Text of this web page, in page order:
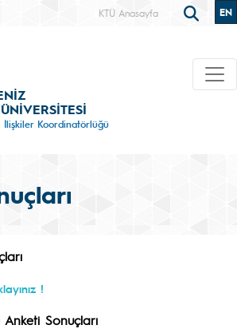
KTÜ Anasayfa EN
İlişkiler Koordinatörlüğü
!
Sonuçları